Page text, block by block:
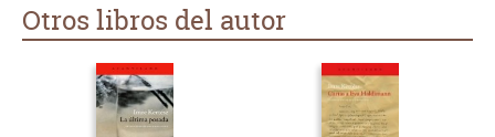
Otros libros del autor